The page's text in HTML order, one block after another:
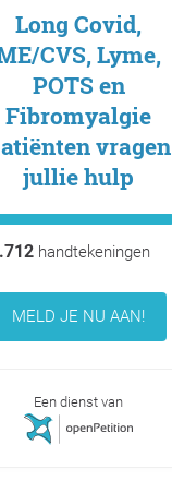
Long Covid,
CVS, Lyme,
POTS en
Fibromyalgie
vragen
jullie hulp
handtekeningen
MELD JE NU AAN!
Een dienst van